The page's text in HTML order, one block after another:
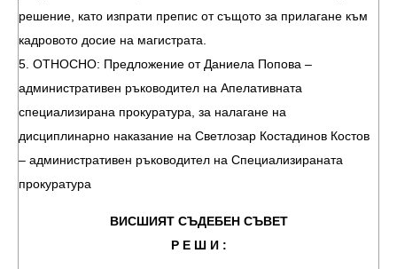
решение, като изпрати препис от същото за прилагане към
кадровото досие на магистрата.
5. ОТНОСНО: Предложение от Даниела Попова –
административен ръководител на Апелативната
специализирана прокуратура, за налагане на
дисциплинарно наказание на Светлозар Костадинов Костов
– административен ръководител на Специализираната
прокуратура
ВИСШИЯТ СЪДЕБЕН СЪВЕТ
Р Е Ш И :